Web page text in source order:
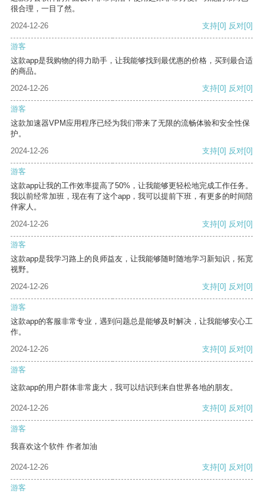
很合理，一目了然。
2024-12-26
支持[0] 反对[0]
游客
这款app是我购物的得力助手，让我能够找到最优惠的价格，买到最合适
的商品。
2024-12-26
支持[0] 反对[0]
游客
这款加速器VPM应用程序已经为我们带来了无限的流畅体验和安全性保
护。
2024-12-26
支持[0] 反对[0]
游客
这款app让我的工作效率提高了50%，让我能够更轻松地完成工作任务。
我以前经常加班，现在有了这个app，我可以提前下班，有更多的时间陪
伴家人。
2024-12-26
支持[0] 反对[0]
游客
这款app是我学习路上的良师益友，让我能够随时随地学习新知识，拓宽
视野。
2024-12-26
支持[0] 反对[0]
游客
这款app的客服非常专业，遇到问题总是能够及时解决，让我能够安心工
作。
2024-12-26
支持[0] 反对[0]
游客
这款app的用户群体非常庞大，我可以结识到来自世界各地的朋友。
2024-12-26 支持[0] 反对[0]
游客
我喜欢这个软件 作者加油
2024-12-26 支持[0] 反对[0]
游客